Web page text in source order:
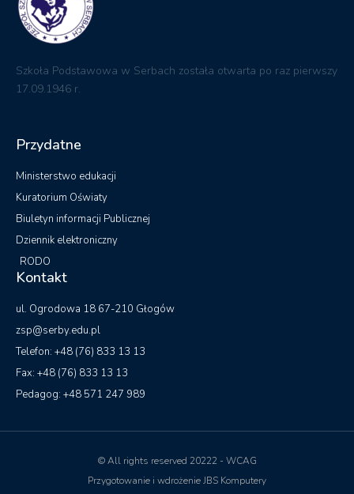
Szkoła Podstawowa w Serbach została otwarta po raz pierwszy
17.09.1946 r.
Przydatne
Ministerstwo edukacji
Kuratorium Oświaty
Biuletyn informacji Publicznej
Dziennik elektroniczny
RODO
Kontakt
ul. Ogrodowa 18 67-210 Głogów
zsp@serby.edu.pl
Telefon: +48 (76) 833 13 13
Fax: +48 (76) 833 13 13
Pedagog: +48 571 247 989
© All rights reserved 20222 - WCAG
Przygotowanie i wdrożenie JBS Komputery